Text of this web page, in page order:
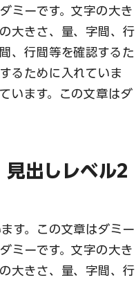
ミーです。文字の大き
大きさ、量、字間、行
、行間等を確認するた
るために入れていま
います。この文章はダ
出しレベル2
す。この文章はダミー
ミーです。文字の大き
大きさ、量、字間、行